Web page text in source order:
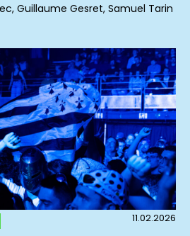
Guillaume Gesret, Samuel Tarin
11.02.2026